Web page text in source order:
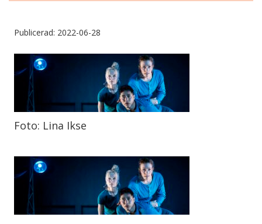
Publicerad: 2022-06-28
Foto: Lina Ikse